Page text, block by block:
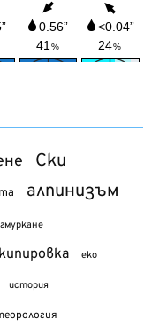
Ски
алпинизъм
гмуркане
еко
история